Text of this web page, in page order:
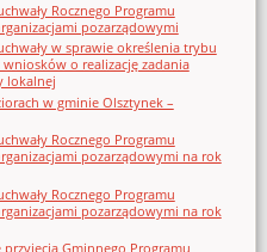
Rocznego Programu
pozarządowymi
w sprawie określenia trybu
o realizację zadania
lokalnej
w gminie Olsztynek –
Rocznego Programu
pozarządowymi na rok
Rocznego Programu
pozarządowymi na rok
przyjęcia Gminnego Programu